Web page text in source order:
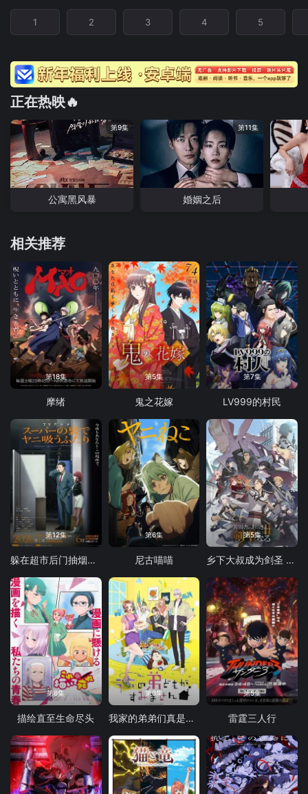
1 2 3 4 5
正在热映🔥
第9集
公寓黑风暴
第11集
婚姻之后
相关推荐
第18集
摩绪
第5集
鬼之花嫁
第7集
LV999的村民
第12集
躲在超市后门抽烟的两人
第6集
尼古喵喵
第5集
乡下大叔成为剑圣 第二季
第6集
描绘直至生命尽头
第6集
我家的弟弟们真是让您费心了
第5集
雷霆三人行